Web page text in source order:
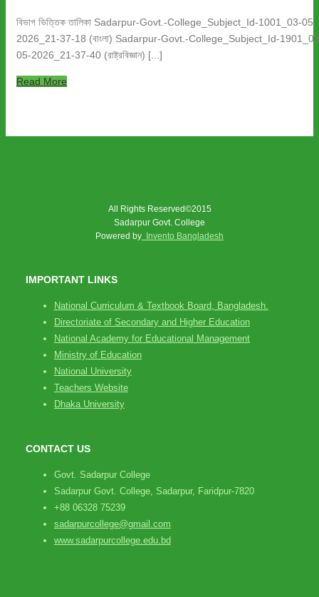
বিভাগ ভিত্তিক তালিকা Sadarpur-Govt.-College_Subject_Id-1001_03-05-
2026_21-37-18 (বাংলা) Sadarpur-Govt.-College_Subject_Id-
05-2026_21-37-40 (রাষ্ট্রবিজ্ঞান) [...]
Read More
All Rights Reserved©2015
Sadarpur Govt. College
Powered by Invento Bangladesh
IMPORTANT LINKS
National Curriculum & Textbook Board, Bangladesh.
Directoriate of Secondary and Higher Education
National Academy for Educational Management
Ministry of Education
National University
Teachers Website
Dhaka University
CONTACT US
Govt. Sadarpur College
Sadarpur Govt. College, Sadarpur, Faridpur-7820
+88 06328 75239
sadarpurcollege@gmail.com
www.sadarpurcollege.edu.bd